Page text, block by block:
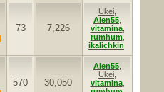
73 7,226
Ukei
Alen55
vitamina,
rumhum
ikalichkin
570 30,050
Alen55
Ukei
vitamina,